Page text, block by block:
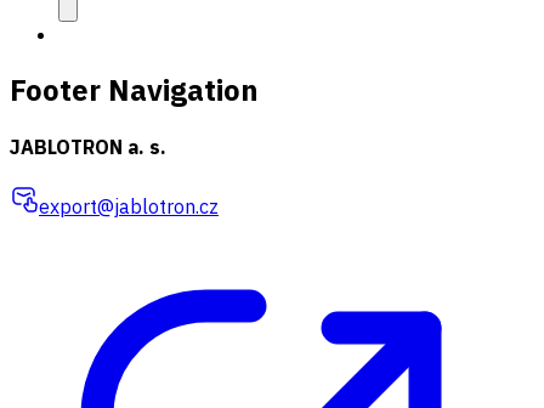
Footer Navigation
JABLOTRON a. s.
export@jablotron.cz